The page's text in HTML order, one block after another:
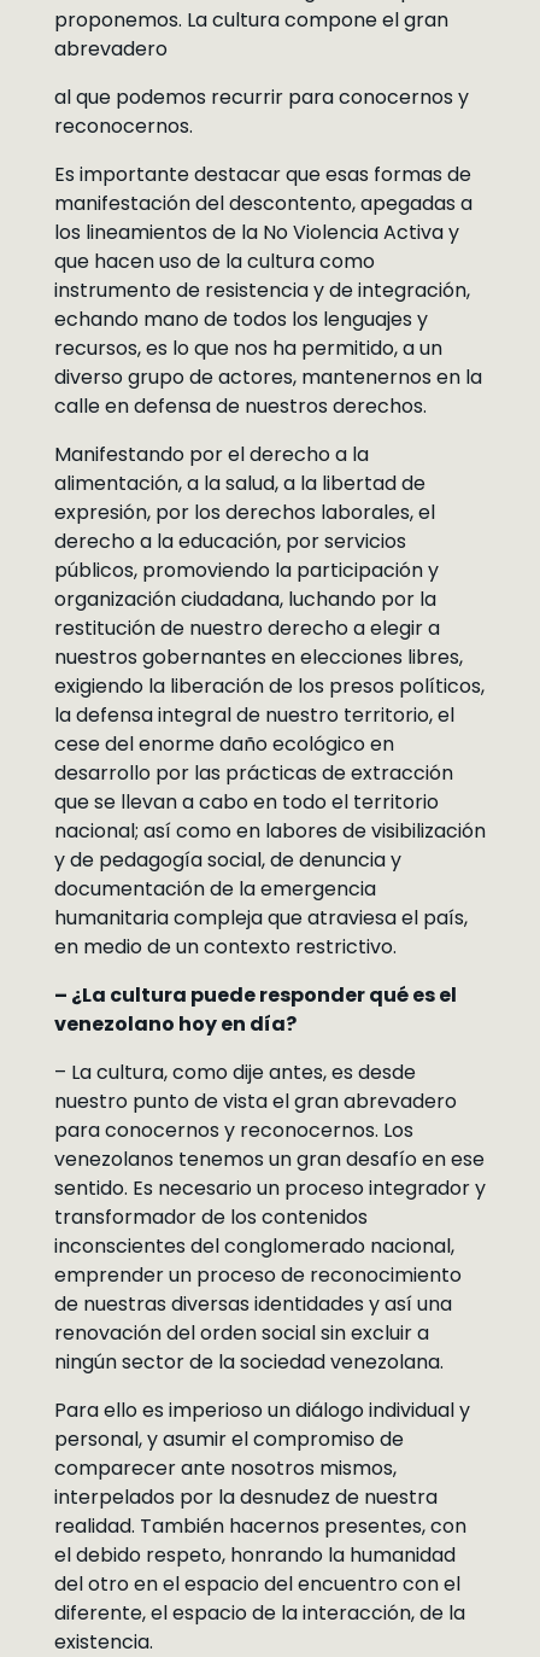
proponemos. La cultura compone el gran
abrevadero
al que podemos recurrir para conocernos y
reconocernos.
Es importante destacar que esas formas de
manifestación del descontento, apegadas a
los lineamientos de la No Violencia Activa y
que hacen uso de la cultura como
instrumento de resistencia y de integración,
echando mano de todos los lenguajes y
recursos, es lo que nos ha permitido, a un
diverso grupo de actores, mantenernos en la
calle en defensa de nuestros derechos.
Manifestando por el derecho a la
alimentación, a la salud, a la libertad de
expresión, por los derechos laborales, el
derecho a la educación, por servicios
públicos, promoviendo la participación y
organización ciudadana, luchando por la
restitución de nuestro derecho a elegir a
nuestros gobernantes en elecciones libres,
exigiendo la liberación de los presos políticos,
la defensa integral de nuestro territorio, el
cese del enorme daño ecológico en
desarrollo por las prácticas de extracción
que se llevan a cabo en todo el territorio
nacional; así como en labores de visibilización
y de pedagogía social, de denuncia y
documentación de la emergencia
humanitaria compleja que atraviesa el país,
en medio de un contexto restrictivo.
– ¿La cultura puede responder qué es el
venezolano hoy en día?
– La cultura, como dije antes, es desde
nuestro punto de vista el gran abrevadero
para conocernos y reconocernos. Los
venezolanos tenemos un gran desafío en ese
sentido. Es necesario un proceso integrador y
transformador de los contenidos
inconscientes del conglomerado nacional,
emprender un proceso de reconocimiento
de nuestras diversas identidades y así una
renovación del orden social sin excluir a
ningún sector de la sociedad venezolana.
Para ello es imperioso un diálogo individual y
personal, y asumir el compromiso de
comparecer ante nosotros mismos,
interpelados por la desnudez de nuestra
realidad. También hacernos presentes, con
el debido respeto, honrando la humanidad
del otro en el espacio del encuentro con el
diferente, el espacio de la interacción, de la
existencia.